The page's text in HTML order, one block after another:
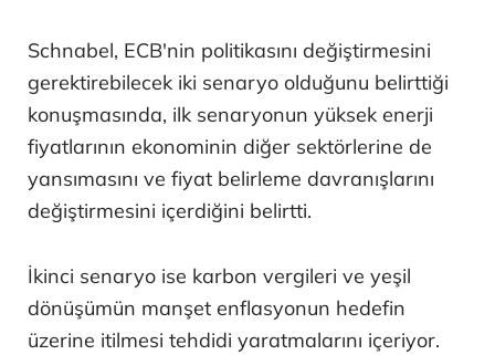
Schnabel, ECB'nin politikasını değiştirmesini
gerektirebilecek iki senaryo olduğunu belirttiği
konuşmasında, ilk senaryonun yüksek enerji
fiyatlarının ekonominin diğer sektörlerine de
yansımasını ve fiyat belirleme davranışlarını
değiştirmesini içerdiğini belirtti.
İkinci senaryo ise karbon vergileri ve yeşil
dönüşümün manşet enflasyonun hedefin
üzerine itilmesi tehdidi yaratmalarını içeriyor.